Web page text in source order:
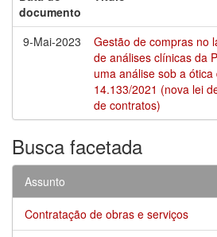
documento
9-Mai-2023
Gestão de compras no
de análises clínicas da
uma análise sob a ótica
14.133/2021 (nova lei
de contratos)
Busca facetada
Assunto
Contratação de obras e serviços